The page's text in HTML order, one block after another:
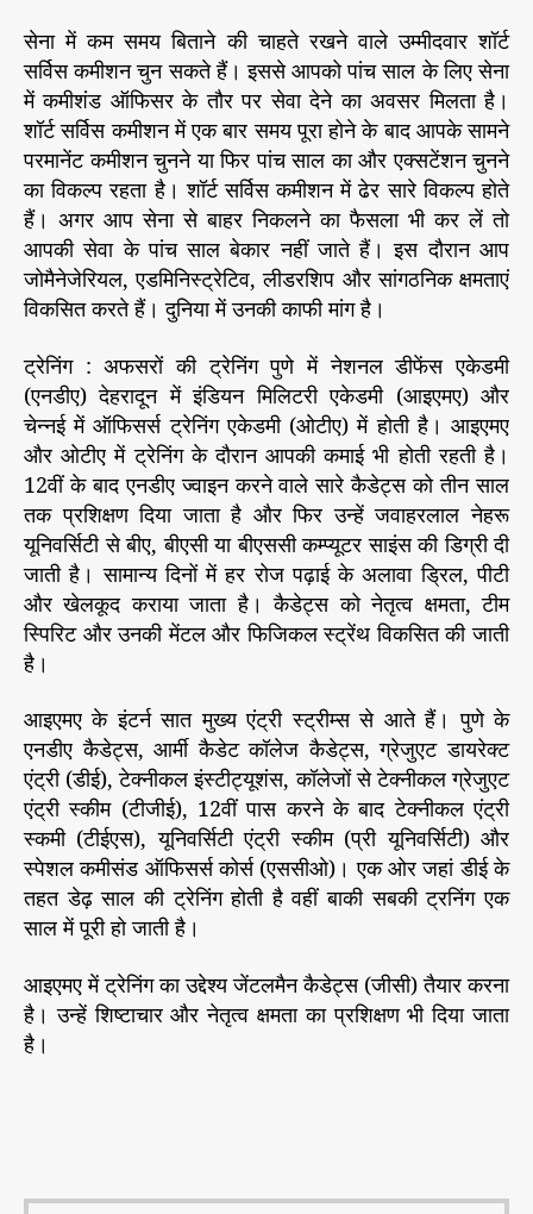
सेना में कम समय बिताने की चाहते रखने वाले उम्मीदवार शॉर्ट
सर्विस कमीशन चुन सकते हैं। इससे आपको पांच साल के लिए सेना
में कमीशंड ऑफिसर के तौर पर सेवा देने का अवसर मिलता है।
शॉर्ट सर्विस कमीशन में एक बार समय पूरा होने के बाद आपके सामने
परमानेंट कमीशन चुनने या फिर पांच साल का और एक्सटेंशन चुनने
का विकल्प रहता है। शॉर्ट सर्विस कमीशन में ढेर सारे विकल्प होते
हैं। अगर आप सेना से बाहर निकलने का फैसला भी कर लें तो
आपकी सेवा के पांच साल बेकार नहीं जाते हैं। इस दौरान आप
जोमैनेजेरियल, एडमिनिस्ट्रेटिव, लीडरशिप और सांगठनिक क्षमताएं
विकसित करते हैं। दुनिया में उनकी काफी मांग है।
ट्रेनिंग : अफसरों की ट्रेनिंग पुणे में नेशनल डीफेंस एकेडमी
(एनडीए) देहरादून में इंडियन मिलिटरी एकेडमी (आइएमए) और
चेन्नई में ऑफिसर्स ट्रेनिंग एकेडमी (ओटीए) में होती है। आइएमए
और ओटीए में ट्रेनिंग के दौरान आपकी कमाई भी होती रहती है।
12वीं के बाद एनडीए ज्वाइन करने वाले सारे कैडेट्स को तीन साल
तक प्रशिक्षण दिया जाता है और फिर उन्हें जवाहरलाल नेहरू
यूनिवर्सिटी से बीए, बीएसी या बीएससी कम्प्यूटर साइंस की डिग्री दी
जाती है। सामान्य दिनों में हर रोज पढ़ाई के अलावा ड्रिल, पीटी
और खेलकूद कराया जाता है। कैडेट्स को नेतृत्व क्षमता, टीम
स्पिरिट और उनकी मेंटल और फिजिकल स्ट्रेंथ विकसित की जाती
है।
आइएमए के इंटर्न सात मुख्य एंट्री स्ट्रीम्स से आते हैं। पुणे के
एनडीए कैडेट्स, आर्मी कैडेट कॉलेज कैडेट्स, ग्रेजुएट डायरेक्ट
एंट्री (डीई), टेक्नीकल इंस्टीट्यूशंस, कॉलेजों से टेक्नीकल ग्रेजुएट
एंट्री स्कीम (टीजीई), 12वीं पास करने के बाद टेक्नीकल एंट्री
स्कमी (टीईएस), यूनिवर्सिटी एंट्री स्कीम (प्री यूनिवर्सिटी) और
स्पेशल कमीसंड ऑफिसर्स कोर्स (एससीओ)। एक ओर जहां डीई के
तहत डेढ़ साल की ट्रेनिंग होती है वहीं बाकी सबकी ट्रनिंग एक
साल में पूरी हो जाती है।
आइएमए में ट्रेनिंग का उद्देश्य जेंटलमैन कैडेट्स (जीसी) तैयार करना
है। उन्हें शिष्टाचार और नेतृत्व क्षमता का प्रशिक्षण भी दिया जाता
है।